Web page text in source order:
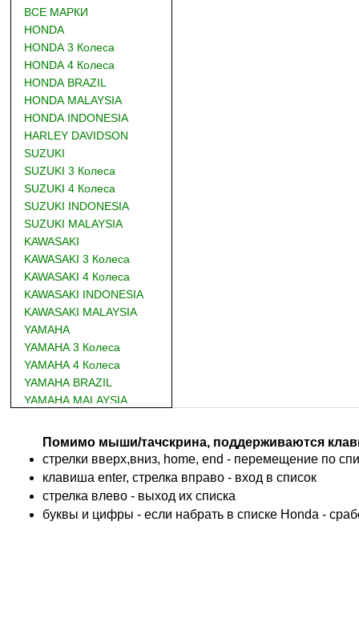
ВСЕ МАРКИ
HONDA
HONDA 3 Колеса
HONDA 4 Колеса
HONDA BRAZIL
HONDA MALAYSIA
HONDA INDONESIA
HARLEY DAVIDSON
SUZUKI
SUZUKI 3 Колеса
SUZUKI 4 Колеса
SUZUKI INDONESIA
SUZUKI MALAYSIA
KAWASAKI
KAWASAKI 3 Колеса
KAWASAKI 4 Колеса
KAWASAKI INDONESIA
KAWASAKI MALAYSIA
YAMAHA
YAMAHA 3 Колеса
YAMAHA 4 Колеса
YAMAHA BRAZIL
YAMAHA MALAYSIA
BMW
ADIVA
ADLY
Помимо мыши/тачскрина, поддерживаются
стрелки вверх,вниз, home, end - перемещение по
клавиша enter, стрелка вправо - вход в список
cтрелка влево - выход их списка
буквы и цифры - если набрать в списке Honda -